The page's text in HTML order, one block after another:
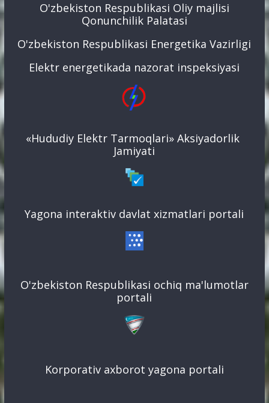
O'zbekiston Respublikasi Oliy majlisi
Qonunchilik Palatasi
O'zbekiston Respublikasi Energetika Vazirligi
Elektr energetikada nazorat inspeksiyasi
«Hududiy Elektr Tarmoqlari» Aksiyadorlik
Jamiyati
Yagona interaktiv davlat xizmatlari portali
O'zbekiston Respublikasi ochiq ma'lumotlar
portali
Korporativ axborot yagona portali